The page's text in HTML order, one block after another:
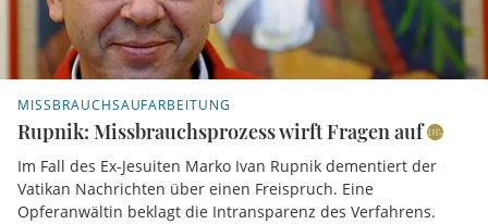
MISSBRAUCHSAUFARBEITUNG
Rupnik: Missbrauchsprozess wirft Fragen auf
Im Fall des Ex-Jesuiten Marko Ivan Rupnik dementiert der
Vatikan Nachrichten über einen Freispruch. Eine
Opferanwältin beklagt die Intransparenz des Verfahrens.